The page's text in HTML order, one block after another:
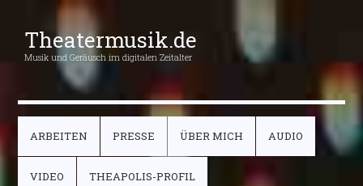
Theatermusik.de
Musik und Geräusch im digitalen Zeitalter
ARBEITEN PRESSE ÜBER MICH AUDIO
VIDEO THEAPOLIS-PROFIL